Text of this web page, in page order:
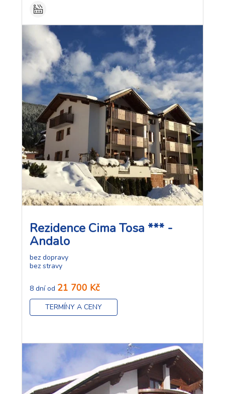
Rezidence Cima Tosa *** -
Andalo
bez dopravy
bez stravy
8 dní od 21 700 Kč
TERMÍNY A CENY